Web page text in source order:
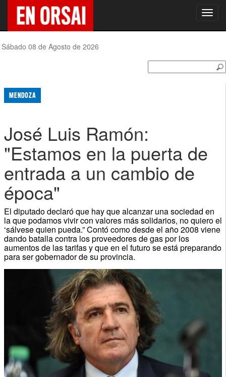
Sábado 08 de Agosto de 2026
MENDOZA
José Luis Ramón:
"Estamos en la puerta de
entrada a un cambio de
época"
El diputado declaró que hay que alcanzar una sociedad en
la que podamos vivir con valores más solidarios, no quiero el
‘sálvese quien pueda.” Contó como desde el año 2008 viene
dando batalla contra los proveedores de gas por los
aumentos de las tarifas y que en el futuro se está preparando
para ser gobernador de su provincia.